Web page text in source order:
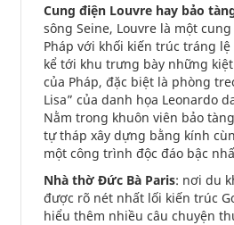
Cung điện Louvre hay bảo
sông Seine, Louvre là một
Pháp với khối kiến trúc tráng
kể tới khu trưng bày những
của Pháp, đặc biệt là phòng
Lisa” của danh họa Leonardo
Nằm trong khuôn viên bảo
tự tháp xây dựng bằng kính
một công trình độc đáo bậc
Nhà thờ Đức Bà Paris: nơi du
được rõ nét nhất lối kiến trúc
hiểu thêm nhiều câu chuyện